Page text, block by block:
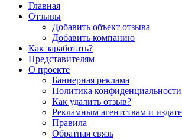
Главная
Отзывы
Добавить объект отзыва
Добавить компанию
Как заработать?
Представителям
О проекте
Баннерная реклама
Политика конфиденциальности
Как удалить отзыв?
Рекламным агентствам и
Правила
Обратная связь